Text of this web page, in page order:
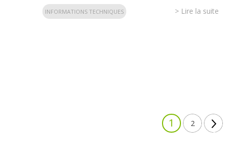
> Lire la suite
INFORMATIONS TECHNIQUES
1 2